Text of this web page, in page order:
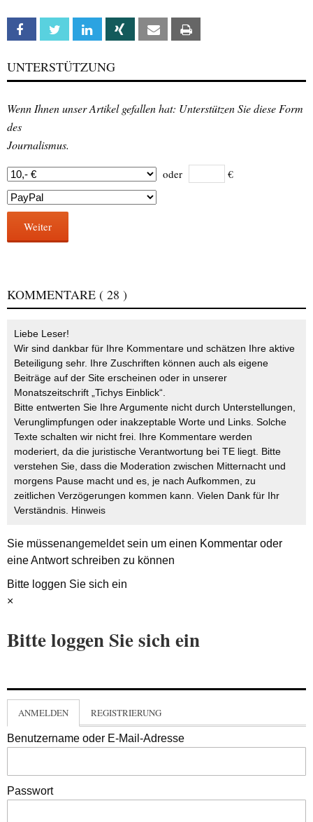
Facebook Twitter Linkedin Xing Email
UNTERSTÜTZUNG
Wenn Ihnen unser Artikel gefallen hat: Unterstützen Sie diese Form
des
Journalismus.
oder €
Weiter
KOMMENTARE ( 28 )
Liebe Leser!
Wir sind dankbar für Ihre Kommentare und schätzen Ihre aktive
Beteiligung sehr. Ihre Zuschriften können auch als eigene
Beiträge auf der Site erscheinen oder in unserer
Monatszeitschrift „Tichys Einblick“.
Bitte entwerten Sie Ihre Argumente nicht durch Unterstellungen,
Verunglimpfungen oder inakzeptable Worte und Links. Solche
Texte schalten wir nicht frei. Ihre Kommentare werden
moderiert, da die juristische Verantwortung bei TE liegt. Bitte
verstehen Sie, dass die Moderation zwischen Mitternacht und
morgens Pause macht und es, je nach Aufkommen, zu
zeitlichen Verzögerungen kommen kann. Vielen Dank für Ihr
Verständnis. Hinweis
Sie müssenangemeldetsein um einen Kommentar oder
eine Antwort schreiben zu können
Bitte loggen Sie sich ein
×
Bitte loggen Sie sich ein
ANMELDEN REGISTRIERUNG
Benutzername oder E-Mail-Adresse
Passwort